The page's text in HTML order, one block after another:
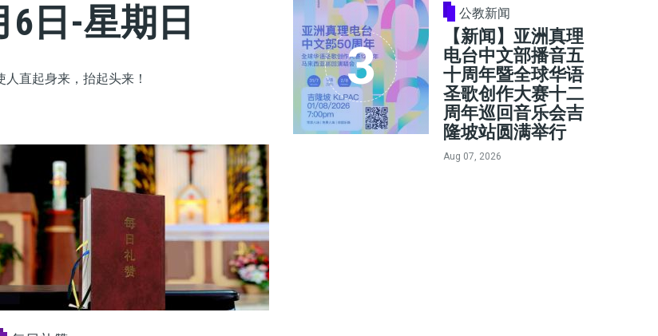
6日-星期日
直起身来，抬起头来！
公教新闻
【新闻】亚洲真理
电台中文部播音五
十周年暨全球华语
圣歌创作大赛十二
周年巡回音乐会吉
隆坡站圆满举行
Aug 07, 2026